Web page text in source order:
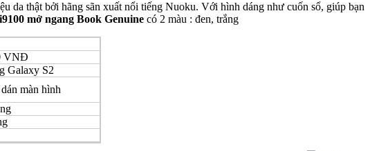
da thật bởi hãng sãn xuất nổi tiếng Nuoku. Với hình dáng như cuốn sổ, giúp bạn
mở ngang Book Genuine có 2 màu : đen, trắng
VNĐ
Galaxy S2
màn hình